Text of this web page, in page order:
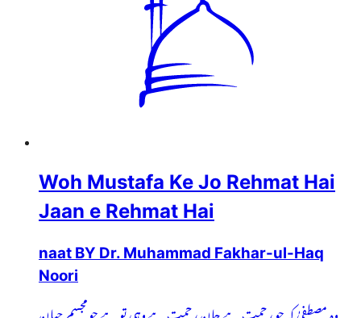
Woh Mustafa Ke Jo Rehmat Hai
Jaan e Rehmat Hai
naat BY Dr. Muhammad Fakhar-ul-Haq
Noori